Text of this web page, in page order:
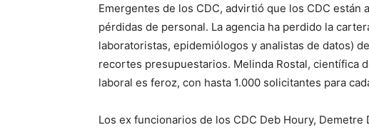
Emergentes de los CDC, advirtió que los CDC están
pérdidas de personal. La agencia ha perdido la
laboratoristas, epidemiólogos y analistas de datos)
recortes presupuestarios. Melinda Rostal, científica
laboral es feroz, con hasta 1.000 solicitantes para
Los ex funcionarios de los CDC Deb Houry,